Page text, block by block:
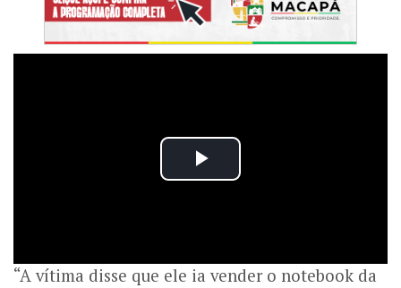
“A vítima disse que ele ia vender o notebook da